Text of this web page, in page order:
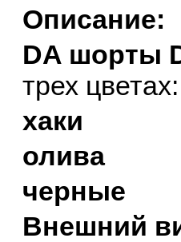
Описание:
DA шорты
трех цветах:
хаки
олива
черные
Внешний